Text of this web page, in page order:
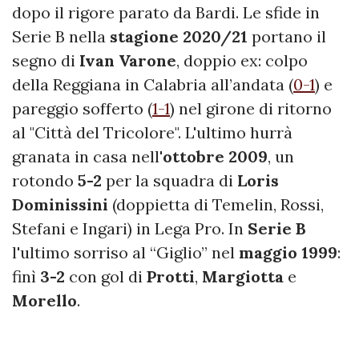
dopo il rigore parato da Bardi. Le sfide in
Serie B nella stagione 2020/21 portano il
segno di Ivan Varone, doppio ex: colpo
della Reggiana in Calabria all’andata (0-1) e
pareggio sofferto (1-1) nel girone di ritorno
al "Città del Tricolore". L'ultimo hurrà
granata in casa nell'ottobre 2009, un
rotondo 5-2 per la squadra di Loris
Dominissini (doppietta di Temelin, Rossi,
Stefani e Ingari) in Lega Pro. In Serie B
l'ultimo sorriso al “Giglio” nel maggio 1999:
finì 3-2 con gol di Protti, Margiotta e
Morello.